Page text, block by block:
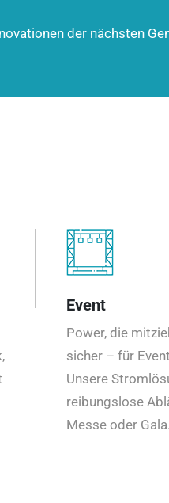
der nächsten
Event
Power, die
sicher – für
Unsere
reibungslose
Messe oder Gala.